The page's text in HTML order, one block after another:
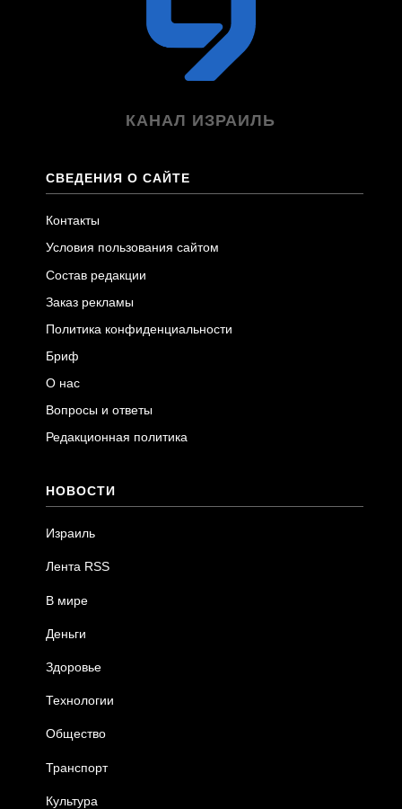
КАНАЛ ИЗРАИЛЬ
СВЕДЕНИЯ О САЙТЕ
Контакты
Условия пользования сайтом
Состав редакции
Заказ рекламы
Политика конфиденциальности
Бриф
О нас
Вопросы и ответы
Редакционная политика
НОВОСТИ
Израиль
Лента RSS
В мире
Деньги
Здоровье
Технологии
Общество
Транспорт
Культура